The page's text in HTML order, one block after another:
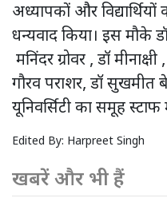
अध्यापकों और
धन्यवाद किया। इस मौके
मनिंदर ग्रोवर , डॉ
गौरव पराशर, डॉ सुखमीत
यूनिवर्सिटी का समूह
Edited By: Harpreet Singh
खबरें और भी हैं